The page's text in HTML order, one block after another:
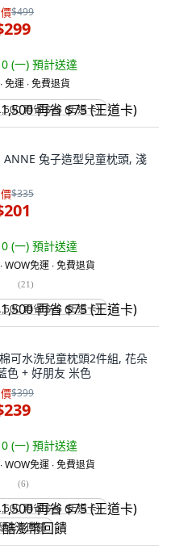
$499
(一) 預計送達
免運 ∙ 免費退貨
再省 $75 (王道卡)
ANNE 兔子造型兒童枕頭, 淺
$335
(一) 預計送達
WOW免運 ∙ 免費退貨
(21)
再省 $75 (王道卡)
可水洗兒童枕頭2件組, 花朵
色 + 好朋友 米色
$399
(一) 預計送達
WOW免運 ∙ 免費退貨
(6)
再省 $75 (王道卡)
澎幣回饋